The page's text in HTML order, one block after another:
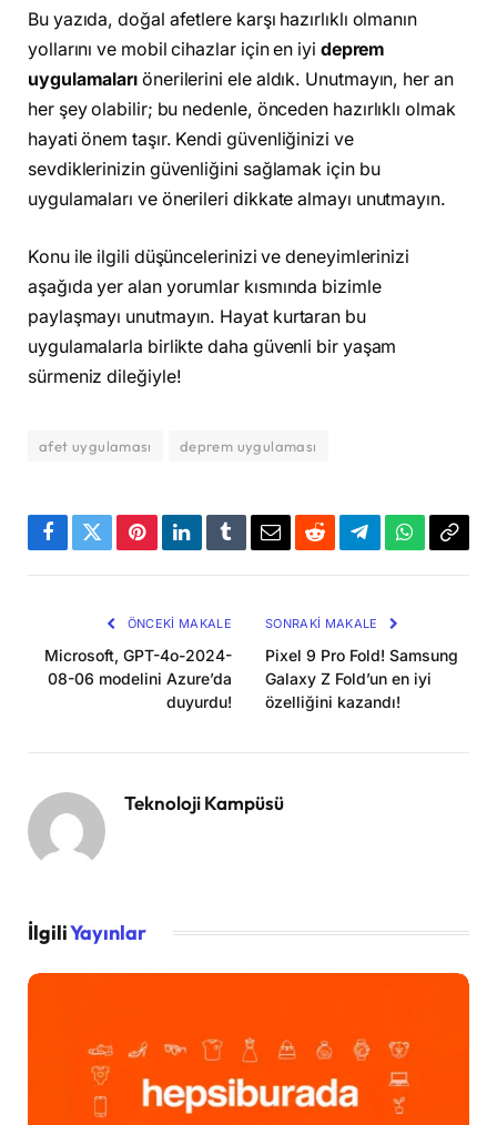
Bu yazıda, doğal afetlere karşı hazırlıklı olmanın
yollarını ve mobil cihazlar için en iyi deprem
uygulamaları önerilerini ele aldık. Unutmayın, her an
her şey olabilir; bu nedenle, önceden hazırlıklı olmak
hayati önem taşır. Kendi güvenliğinizi ve
sevdiklerinizin güvenliğini sağlamak için bu
uygulamaları ve önerileri dikkate almayı unutmayın.
Konu ile ilgili düşüncelerinizi ve deneyimlerinizi
aşağıda yer alan yorumlar kısmında bizimle
paylaşmayı unutmayın. Hayat kurtaran bu
uygulamalarla birlikte daha güvenli bir yaşam
sürmeniz dileğiyle!
afet uygulaması deprem uygulaması
Facebook
TwitterPinterestLinkedInTumblrEmailRedditTelegramWhatsApp
ÖNCEKI MAKALE
Microsoft, GPT-4o-2024-
08-06 modelini Azure’da
duyurdu!
SONRAKI MAKALE
Pixel 9 Pro Fold! Samsung
Galaxy Z Fold’un en iyi
özelliğini kazandı!
Teknoloji Kampüsü
İlgiliYayınlar